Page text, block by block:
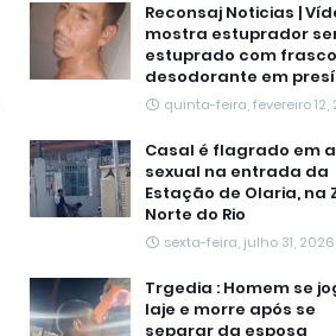
Reconsaj Noticias |
mostra estuprador
estuprado com
desodorante em
quinta-feira, fevereiro 12,
Casal é flagrado em
sexual na entrada da
Estação de Olaria, na
Norte do Rio
sexta-feira, julho 31, 2026
Trgedia : Homem se
laje e morre após se
separar da esposa